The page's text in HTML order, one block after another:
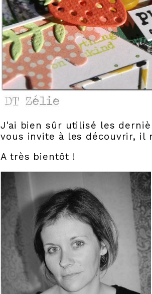
J'ai bien sûr utilisé les
vous invite à les découvrir, il
A très bientôt !